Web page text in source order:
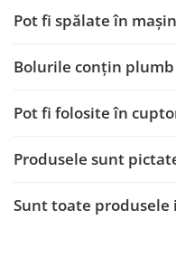
Pot fi spălate în
Bolurile conțin plumb
Pot fi folosite în
Produsele sunt
Sunt toate produsele